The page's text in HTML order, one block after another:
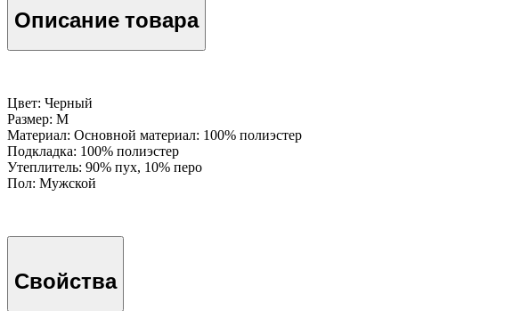
Описание товара
Цвет: Черный
Размер: M
Материал: Основной материал: 100% полиэстер
Подкладка: 100% полиэстер
Утеплитель: 90% пух, 10% перо
Пол: Мужской
Свойства